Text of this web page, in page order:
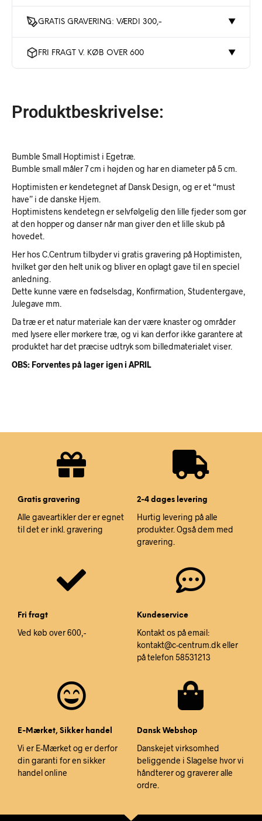
GRATIS GRAVERING: VÆRDI 300,- ▼
FRI FRAGT V. KØB OVER 600 ▼
Produktbeskrivelse:
Bumble Small Hoptimist i Egetræ.
Bumble small måler 7 cm i højden og har en diameter på 5 cm.
Hoptimisten er kendetegnet af Dansk Design, og er et “must
have” i de danske Hjem.
Hoptimistens kendetegn er selvfølgelig den lille fjeder som gør
at den hopper og danser når man giver den et lille skub på
hovedet.
Her hos C.Centrum tilbyder vi gratis gravering på Hoptimisten,
hvilket gør den helt unik og bliver en oplagt gave til en speciel
anledning.
Dette kunne være en fødselsdag, Konfirmation, Studentergave,
Julegave mm.
Da træ er et natur materiale kan der være knaster og områder
med lysere eller mørkere træ, og vi kan derfor ikke garantere at
produktet har det præcise udtryk som billedmaterialet viser.
OBS: Forventes på lager igen i APRIL
Gratis gravering
Alle gaveartikler der er egnet
til det er inkl. gravering
2-4 dages levering
Hurtig levering på alle
produkter. Også dem med
gravering.
Fri fragt
Ved køb over 600,-
Kundeservice
Kontakt os på email:
kontakt@c-centrum.dk eller
på telefon 58531213
E-Mærket, Sikker handel
Vi er E-Mærket og er derfor
din garanti for en sikker
handel online
Dansk Webshop
Danskejet virksomhed
beliggende i Slagelse hvor vi
håndterer og graverer alle
ordre.